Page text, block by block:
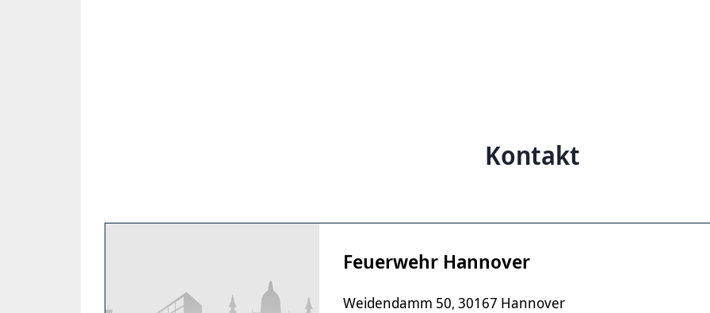
Kontakt
Feuerwehr Hannover
Weidendamm 50, 30167 Hannover